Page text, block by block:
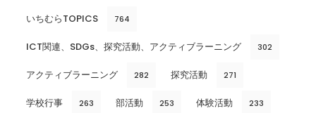
いちむらTOPICS 764
ICT関連、SDGs、探究活動、アクティブラーニング 302
アクティブラーニング 282 探究活動 271
学校行事 263 部活動 253 体験活動 233